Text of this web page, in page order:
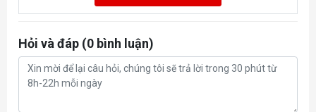
Hỏi và đáp (0 bình luận)